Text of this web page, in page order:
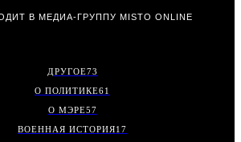
В МЕДИА-ГРУППУ MISTO ONLINE
ДРУГОЕ73
О ПОЛИТИКЕ61
О МЭРЕ57
ВОЕННАЯ ИСТОРИЯ17